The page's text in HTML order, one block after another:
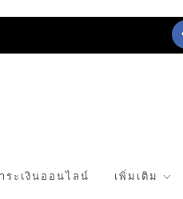
ระเงินออนไลน์ เพิ่มเติม